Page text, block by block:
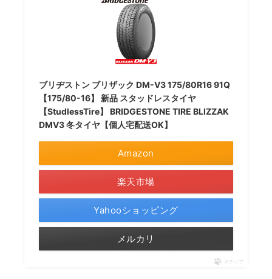
ブリヂストン ブリザック DM-V3 175/80R16 91Q
【175/80-16】 新品 スタッドレスタイヤ
【StudlessTire】 BRIDGESTONE TIRE BLIZZAK
DMV3 冬タイヤ【個人宅配送OK】
Amazon
楽天市場
Yahooショッピング
メルカリ
ポチップ